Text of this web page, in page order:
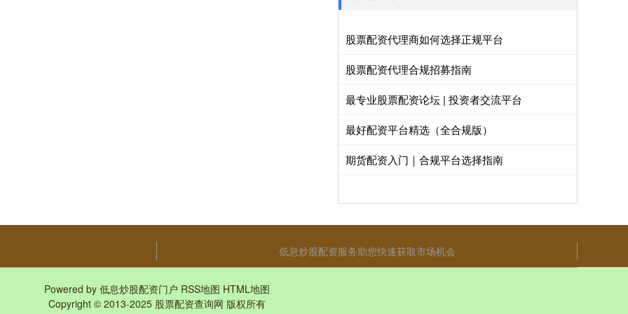
股票配资代理商如何选择正规平台
股票配资代理合规招募指南
最专业股票配资论坛 | 投资者交流平台
最好配资平台精选（全合规版）
期货配资入门｜合规平台选择指南
低息炒股配资服务助您快速获取市场机会
Powered by 低息炒股配资门户 RSS地图 HTML地图
Copyright © 2013-2025 股票配资查询网 版权所有